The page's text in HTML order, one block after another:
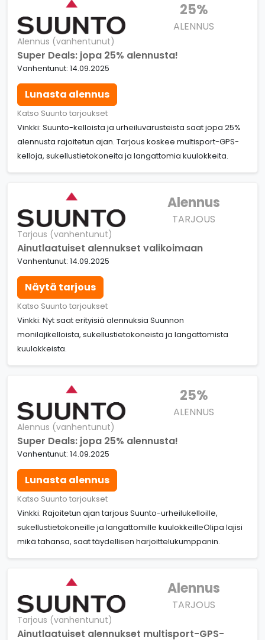
25%
ALENNUS
Alennus (vanhentunut)
Super Deals: jopa 25% alennusta!
Vanhentunut: 14.09.2025
Lunasta alennus
Katso Suunto tarjoukset
Vinkki: Suunto-kelloista ja urheiluvarusteista saat jopa 25%
alennusta rajoitetun ajan. Tarjous koskee multisport-GPS-
kelloja, sukellustietokoneita ja langattomia kuulokkeita.
Alennus
TARJOUS
Tarjous (vanhentunut)
Ainutlaatuiset alennukset valikoimaan
Vanhentunut: 14.09.2025
Näytä tarjous
Katso Suunto tarjoukset
Vinkki: Nyt saat erityisiä alennuksia Suunnon
monilajikelloista, sukellustietokoneista ja langattomista
kuulokkeista.
25%
ALENNUS
Alennus (vanhentunut)
Super Deals: jopa 25% alennusta!
Vanhentunut: 14.09.2025
Lunasta alennus
Katso Suunto tarjoukset
Vinkki: Rajoitetun ajan tarjous Suunto-urheilukelloille,
sukellustietokoneille ja langattomille kuulokkeilleOlipa lajisi
mikä tahansa, saat täydellisen harjoittelukumppanin.
Alennus
TARJOUS
Tarjous (vanhentunut)
Ainutlaatuiset alennukset multisport-GPS-